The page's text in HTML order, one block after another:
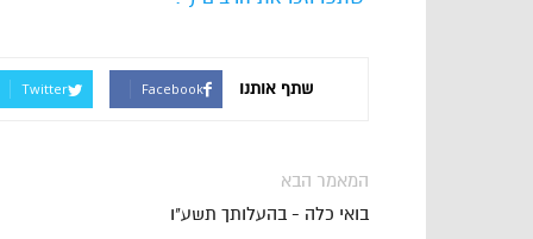
שתף אותנו Facebook
Twitter
המאמר הבא
בואי כלה - בהעלותך תשע"ו